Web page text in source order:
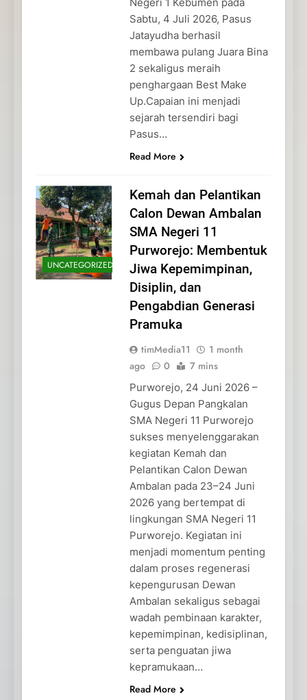
Sabtu, 4 Juli 2026, Pasus
Jatayudha berhasil
membawa pulang Juara Bina
2 sekaligus meraih
penghargaan Best Make
Up.Capaian ini menjadi
sejarah tersendiri bagi
Pasus…
Read More
UNCATEGORIZED
Kemah dan Pelantikan
Calon Dewan Ambalan
SMA Negeri 11
Purworejo: Membentuk
Jiwa Kepemimpinan,
Disiplin, dan
Pengabdian Generasi
Pramuka
timMedia11
1 month
ago
0 7 mins
Purworejo, 24 Juni 2026 –
Gugus Depan Pangkalan
SMA Negeri 11 Purworejo
sukses menyelenggarakan
kegiatan Kemah dan
Pelantikan Calon Dewan
Ambalan pada 23–24 Juni
2026 yang bertempat di
lingkungan SMA Negeri 11
Purworejo. Kegiatan ini
menjadi momentum penting
dalam proses regenerasi
kepengurusan Dewan
Ambalan sekaligus sebagai
wadah pembinaan karakter,
kepemimpinan, kedisiplinan,
serta penguatan jiwa
kepramukaan…
Read More